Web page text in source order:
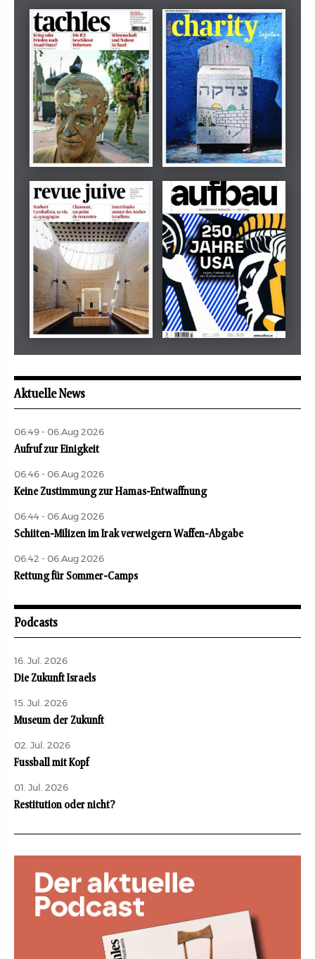
Dezember 2024
tachles
März 2026
Beilage
revue juive aufbau
Aktuelle News
06:49 - 06.Aug 2026
Aufruf zur Einigkeit
06:46 - 06.Aug 2026
Keine Zustimmung zur Hamas-Entwaffnung
06:44 - 06.Aug 2026
Schiiten-Milizen im Irak verweigern Waffen-Abgabe
06:42 - 06.Aug 2026
Rettung für Sommer-Camps
Podcasts
16. Jul. 2026
Die Zukunft Israels
15. Jul. 2026
Museum der Zukunft
02. Jul. 2026
Fussball mit Kopf
01. Jul. 2026
Restitution oder nicht?